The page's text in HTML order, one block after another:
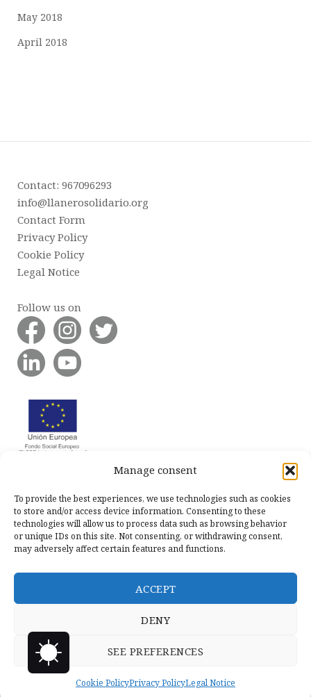
Manage consent
To provide the best experiences, we use technologies such as cookies
to store and/or access device information. Consenting to these
technologies will allow us to process data such as browsing behavior
or unique IDs on this site. Not consenting, or withdrawing consent,
may adversely affect certain features and functions.
ACCEPT
DENY
SEE PREFERENCES
Cookie PolicyPrivacy PolicyLegal Notice
May 2018
April 2018
Contact: 967096293
info@llanerosolidario.org
Contact Form
Privacy Policy
Cookie Policy
Legal Notice
Follow us on
Copyright © 2026 Llanero Solidario.
Policy